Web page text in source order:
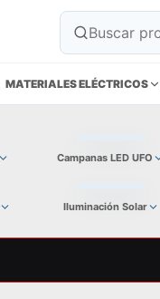
MATERIALES ELÉCTRICOS
Campanas LED UFO
Iluminación Solar